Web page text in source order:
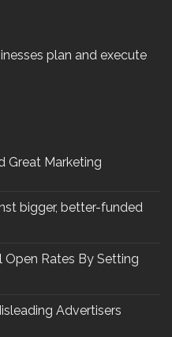
plan and execute
Great Marketing
bigger, better-funded
Open Rates By Setting
Advertisers